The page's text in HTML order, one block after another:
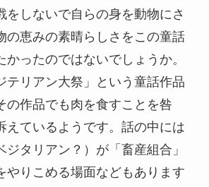
をしないで自らの身を動物にさ
の恵みの素晴らしさをこの童話
かったのではないでしょうか。
テリアン大祭」という童話作品
の作品でも肉を食すことを咎
えているようです。話の中には
ジタリアン？）が「畜産組合」
やりこめる場面などもあります